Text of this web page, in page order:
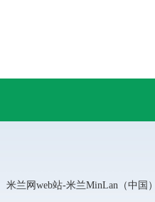
米兰网web站-米兰MinLan（中国）